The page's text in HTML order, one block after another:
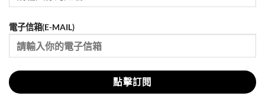
電子信箱(E-MAIL)